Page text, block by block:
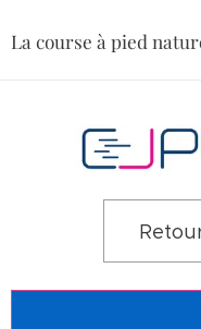
La course à pied